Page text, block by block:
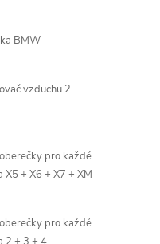
BMW
vzduchu 2.
pro každé
X5 + X6 + X7 + XM
pro každé